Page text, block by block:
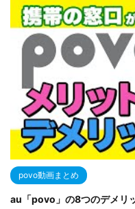
povo動画まとめ
au「povo」の8つのデメリ